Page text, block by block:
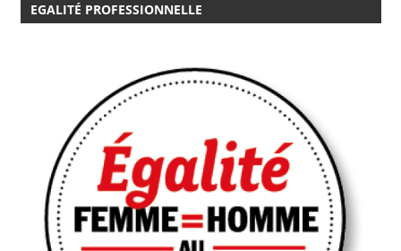
EGALITÉ PROFESSIONNELLE